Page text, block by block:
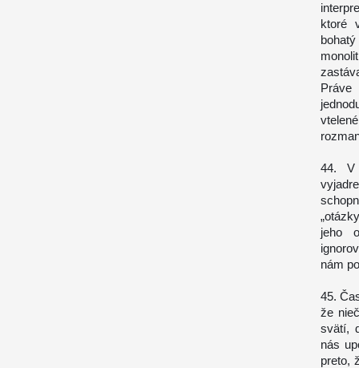
ktoré
44. V
jeho
nám
45.
že
svätí,
nás
preto,